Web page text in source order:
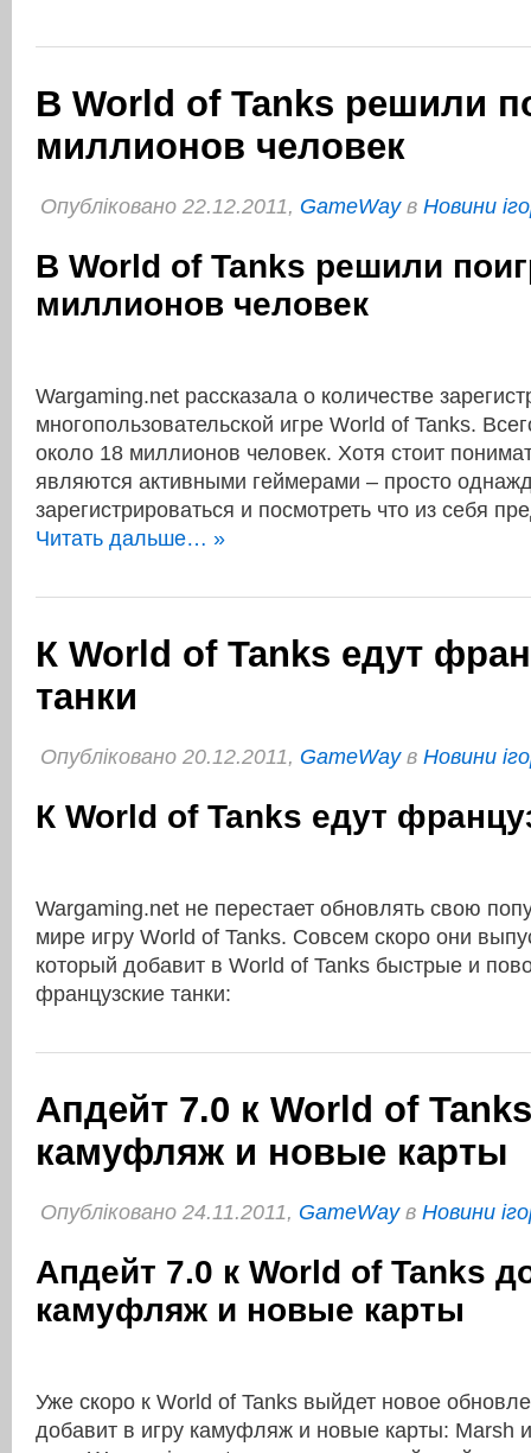
В World of Tanks решили
миллионов человек
Опубліковано 22.12.2011, GameWayв Новини
В World of Tanks решили
миллионов человек
Wargaming.net рассказала о количестве
многопользовательской игре World of Tanks.
около 18 миллионов человек. Хотя стоит
являются активными геймерами – просто
зарегистрироваться и посмотреть что из себя
Читать дальше… »
К World of Tanks едут
танки
Опубліковано 20.12.2011, GameWayв Новини
К World of Tanks едут
Wargaming.net не перестает обновлять свою
мире игру World of Tanks. Совсем скоро они
который добавит в World of Tanks быстрые и
французские танки:
Апдейт 7.0 к World of
камуфляж и новые карты
Опубліковано 24.11.2011, GameWayв Новини
Апдейт 7.0 к World of Tanks
камуфляж и новые карты
Уже скоро к World of Tanks выйдет новое
добавит в игру камуфляж и новые карты: Marsh